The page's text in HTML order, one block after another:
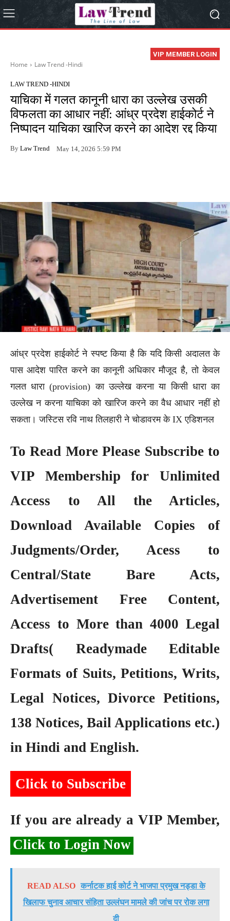
VIP MEMBER LOGIN
Home Law Trend -Hindi
LAW TREND -HINDI
याचिका में गलत कानूनी धारा का उल्लेख उसकी
विफलता का आधार नहीं: आंध्र प्रदेश हाईकोर्ट ने
निष्पादन याचिका खारिज करने का आदेश रद्द किया
By Law Trend May 14, 2026 5:59 PM
आंध्र प्रदेश हाईकोर्ट ने स्पष्ट किया है कि यदि किसी अदालत के
पास आदेश पारित करने का कानूनी अधिकार मौजूद है, तो केवल
गलत धारा (provision) का उल्लेख करना या किसी धारा का
उल्लेख न करना याचिका को खारिज करने का वैध आधार नहीं हो
सकता। जस्टिस रवि नाथ तिलहारी ने चोडावरम के IX एडिशनल
To Read More Please Subscribe to
VIP Membershipfor Unlimited
Access to All the Articles,
Download Available Copies of
Judgments/Order, Acess to
Central/State Bare Acts,
Advertisement Free Content,
Access to More than 4000 Legal
Drafts( Readymade Editable
Formats of Suits, Petitions, Writs,
Legal Notices, Divorce Petitions,
138 Notices, Bail Applications etc.)
in Hindi and English.
Click to Subscribe
If you are already a VIP Member,
Click to Login Now
READ ALSO कर्नाटक हाई कोर्ट ने भाजपा प्रमुख नड्डा के
खिलाफ चुनाव आचार संहिता उल्लंघन मामले की जांच पर रोक लगा
दी